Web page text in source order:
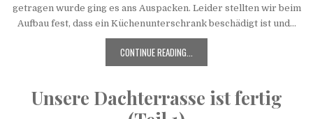
getragen wurde ging es ans Auspacken. Leider stellten wir beim
Aufbau fest, dass ein Küchenunterschrank beschädigt ist und...
CONTINUE READING...
Unsere Dachterrasse ist fertig